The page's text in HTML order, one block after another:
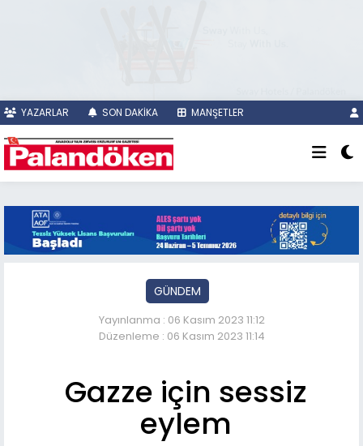
YAZARLAR SON DAKİKA MANŞETLER
GÜNDEM
Yayınlanma : 06 Kasım 2023 11:12
Düzenleme : 06 Kasım 2023 11:14
Gazze için sessiz
eylem